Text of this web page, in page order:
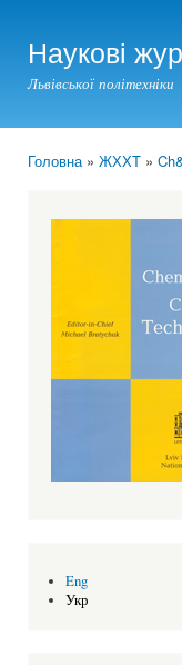
Наукові
Львівської політехніки
Головна» ЖХХТ »
Eng
Укр